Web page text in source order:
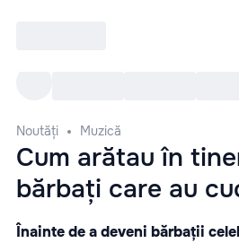
Noutăți Muzică
Cum arătau în
bărbați care au
Înainte de a deveni bărbații